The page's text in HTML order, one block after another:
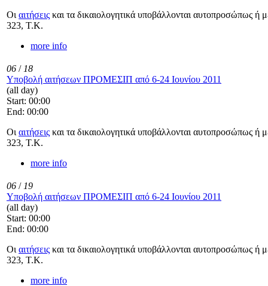
Οι αιτήσεις και τα δικαιολογητικά υποβάλλονται αυτοπροσώπως
323, Τ.Κ.
more info
06 / 18
Υποβολή αιτήσεων ΠΡΟΜΕΣΙΠ από 6-24 Ιουνίου 2011
(all day)
Start: 00:00
End: 00:00
Οι αιτήσεις και τα δικαιολογητικά υποβάλλονται αυτοπροσώπως
323, Τ.Κ.
more info
06 / 19
Υποβολή αιτήσεων ΠΡΟΜΕΣΙΠ από 6-24 Ιουνίου 2011
(all day)
Start: 00:00
End: 00:00
Οι αιτήσεις και τα δικαιολογητικά υποβάλλονται αυτοπροσώπως
323, Τ.Κ.
more info